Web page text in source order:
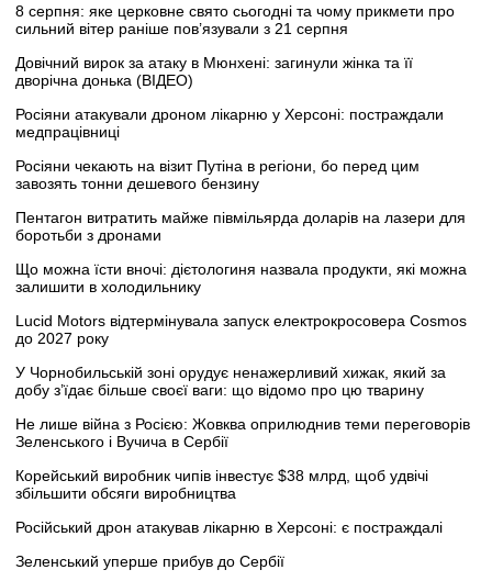
8 серпня: яке церковне свято сьогодні та чому прикмети про
сильний вітер раніше пов’язували з 21 серпня
Довічний вирок за атаку в Мюнхені: загинули жінка та її
дворічна донька (ВІДЕО)
Росіяни атакували дроном лікарню у Херсоні: постраждали
медпрацівниці
Росіяни чекають на візит Путіна в регіони, бо перед цим
завозять тонни дешевого бензину
Пентагон витратить майже півмільярда доларів на лазери для
боротьби з дронами
Що можна їсти вночі: дієтологиня назвала продукти, які можна
залишити в холодильнику
Lucid Motors відтермінувала запуск електрокросовера Cosmos
до 2027 року
У Чорнобильській зоні орудує ненажерливий хижак, який за
добу з’їдає більше своєї ваги: що відомо про цю тварину
Не лише війна з Росією: Жовква оприлюднив теми переговорів
Зеленського і Вучича в Сербії
Корейський виробник чипів інвестує $38 млрд, щоб удвічі
збільшити обсяги виробництва
Російський дрон атакував лікарню в Херсоні: є постраждалі
Зеленський уперше прибув до Сербії